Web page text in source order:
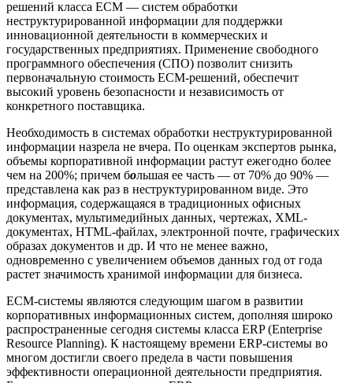
решений класса ECM — систем обработки
неструктурированной информации для поддержки
инновационной деятельности в коммерческих и
государственных предприятиях. Применение свободного
программного обеспечения (СПО) позволит снизить
первоначальную стоимость ECM-решений, обеспечит
высокий уровень безопасности и независимость от
конкретного поставщика.
Необходимость в системах обработки неструктурированной
информации назрела не вчера. По оценкам экспертов рынка,
объемы корпоративной информации растут ежегодно более
чем на 200%; причем большая ее часть — от 70% до 90% —
представлена как раз в неструктурированном виде. Это
информация, содержащаяся в традиционных офисных
документах, мультимедийных данных, чертежах, XML-
документах, HTML-файлах, электронной почте, графических
образах документов и др. И что не менее важно,
одновременно с увеличением объемов данных год от года
растет значимость хранимой информации для бизнеса.
ECM-системы являются следующим шагом в развитии
корпоративных информационных систем, дополняя широко
распространенные сегодня системы класса ERP (Enterprise
Resource Planning). К настоящему времени ERP-системы во
многом достигли своего предела в части повышения
эффективности операционной деятельности предприятия.